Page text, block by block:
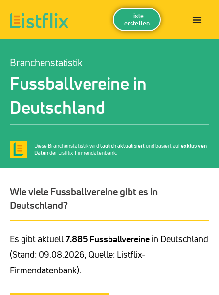
Liste
erstellen
Branchenstatistik
Fussballvereine in
Deutschland
Diese Branchenstatistik wirdtäglich aktualisiertund basiert aufexklusiven
Datender Listflix-Firmendatenbank.
Wie viele Fussballvereine gibt es in
Deutschland?
Es gibt aktuell7.885 Fussballvereine in Deutschland
(Stand: 09.08.2026, Quelle: Listflix-
Firmendatenbank).